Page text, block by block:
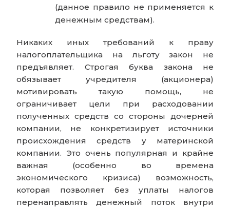
(данное правило не применяется к
денежным средствам).
Никаких иных требований к праву
налогоплательщика на льготу закон не
предъявляет. Строгая буква закона не
обязывает учредителя (акционера)
мотивировать такую помощь, не
ограничивает цели при расходовании
полученных средств со стороны дочерней
компании, не конкретизирует источники
происхождения средств у материнской
компании. Это очень популярная и крайне
важная (особенно во времена
экономического кризиса) возможность,
которая позволяет без уплаты налогов
перенаправлять денежный поток внутри